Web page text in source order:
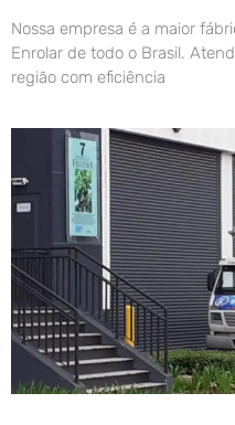
Nossa empresa é a maior
Enrolar de todo o Brasil.
região com eficiência